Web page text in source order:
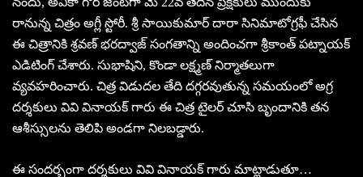
రానున్న చిత్రం అగ్లీ స్టోరీ. శ్రీ సాయికుమార్ దారా సినిమాటోగ్రఫీ చేసిన
ఈ చిత్రానికి శ్రవణ్ భరద్వాజ్ సంగతాన్ని అందించగా శ్రీకాంత్ పట్నాయక్
ఎడిటింగ్ చేశారు. సుభాషిని, కొండా లక్ష్మణ్ నిర్మాతలుగా
వ్యవహరించారు. చిత్ర విడుదల తేది దగ్గరవుతున్న సమయంలో అగ్ర
దర్శకులు వివి వినాయక్ గారు ఈ చిత్ర టైలర్ చూసి బృందానికి తన
ఆశీస్సులను తెలిపి అండగా నిలబడ్డారు.
ఈ సందర్భంగా దర్శకులు వివి వినాయక్ గారు మాట్లాడుతూ…